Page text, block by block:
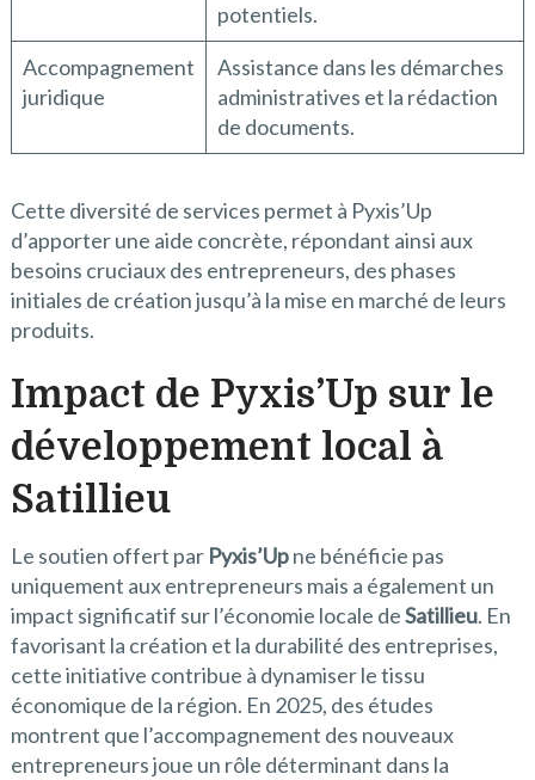
potentiels.
Accompagnement
juridique
Assistance dans les démarches
administratives et la rédaction
de documents.
Cette diversité de services permet à Pyxis’Up
d’apporter une aide concrète, répondant ainsi aux
besoins cruciaux des entrepreneurs, des phases
initiales de création jusqu’à la mise en marché de leurs
produits.
Impact de Pyxis’Up sur le
développement local à
Satillieu
Le soutien offert par Pyxis’Upne bénéficie pas
uniquement aux entrepreneurs mais a également un
impact significatif sur l’économie locale deSatillieu. En
favorisant la création et la durabilité des entreprises,
cette initiative contribue à dynamiser le tissu
économique de la région. En 2025, des études
montrent que l’accompagnement des nouveaux
entrepreneurs joue un rôle déterminant dans la